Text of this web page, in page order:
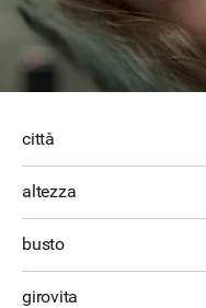
città
altezza
busto
girovita